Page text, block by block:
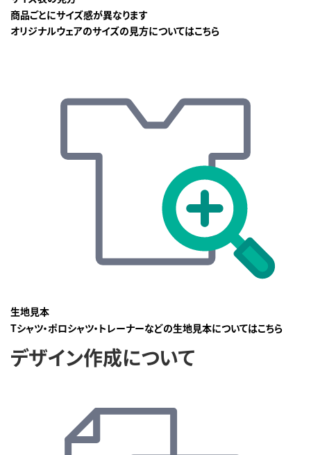
商品ごとにサイズ感が異なります
オリジナルウェアのサイズの見方についてはこちら
生地見本
Tシャツ・ポロシャツ・トレーナーなどの生地見本についてはこちら
デザイン作成について